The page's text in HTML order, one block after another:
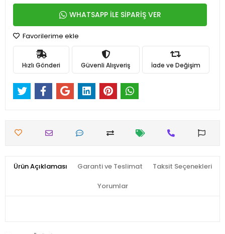
WHATSAPP İLE SİPARİŞ VER
Favorilerime ekle
Hızlı Gönderi Güvenli Alışveriş İade ve Değişim
Ürün Açıklaması Garanti ve Teslimat Taksit Seçenekleri
Yorumlar